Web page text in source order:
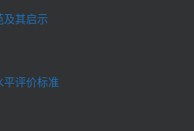
及其启示
评价标准